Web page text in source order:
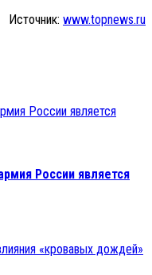
Источник: www.topnews.ru
России является